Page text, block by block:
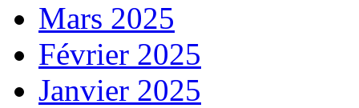
Mars 2025
Février 2025
Janvier 2025